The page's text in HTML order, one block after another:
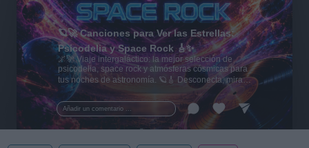
Añadir un comentario ...
🪐🚀 Canciones para Ver las Estrellas:
Psicodelia y Space Rock 🎸✨
🌌🚀 Viaje intergaláctico: la mejor selección de
psicodelia, space rock y atmósferas cósmicas para
tus noches de astronomía. 🪐🎸 Desconecta, mira
al firmamento y siente la gravedad cero. 💾 ¡Guarda
esta colección para tu próxima noche estrellada!
✨⭐